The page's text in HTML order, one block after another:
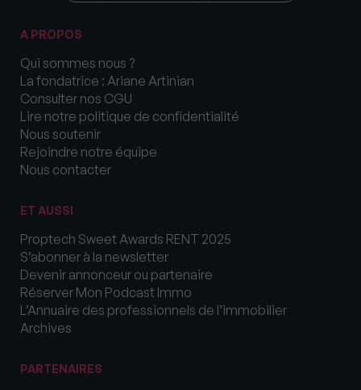
A PROPOS
Qui sommes nous ?
La fondatrice : Ariane Artinian
Consulter nos CGU
Lire notre politique de confidentialité
Nous soutenir
Rejoindre notre équipe
Nous contacter
ET AUSSI
Proptech Sweet Awards RENT 2025
S’abonner à la newsletter
Devenir annonceur ou partenaire
Réserver Mon Podcast Immo
L’Annuaire des professionnels de l’immobilier
Archives
PARTENAIRES